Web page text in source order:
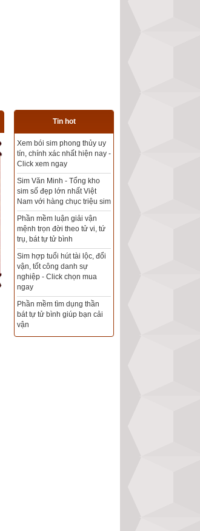
Tin hot
Tổng kho sim phong thủy -
Sim hợp tuổi - Sim hợp
Xem bói sim phong thủy
theo khoa học tử vi, tứ trụ
chính xác nhất
Mua sim Thần tài, Thần tài
theo bạn! Giao sim miễn phí
Xem ngày đẹp - chọn ngày
tốt khởi sự theo kinh dịch
chính xác nhất
Tổng Kho Sim Năm sinh 0x -
9x - 8x -7x -6x giá rẻ nhất thị
trường - Click xem ngay